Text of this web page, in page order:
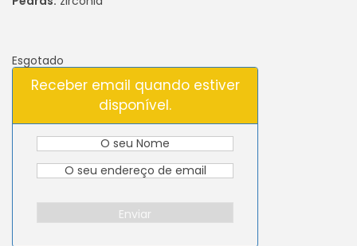
Esgotado
Receber email quando estiver
disponível.
Enviar